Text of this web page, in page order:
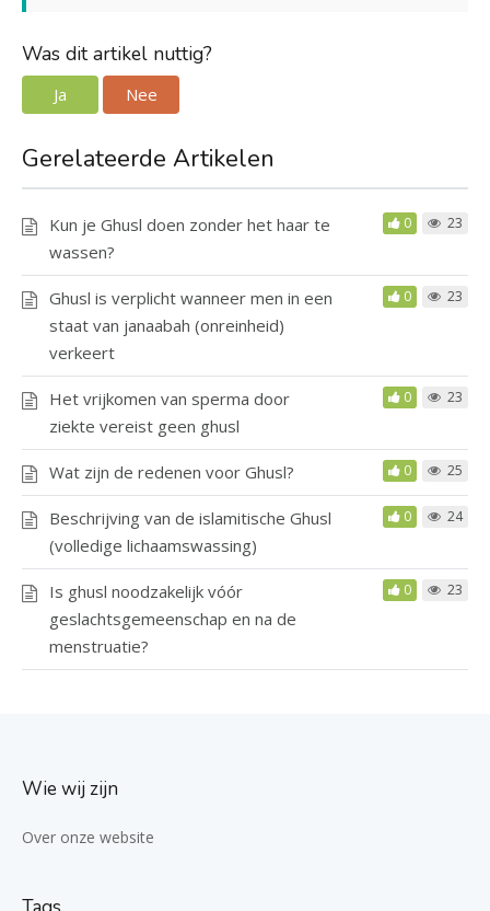
Was dit artikel nuttig?
Ja Nee
Gerelateerde Artikelen
Kun je Ghusl doen zonder het haar te
wassen?
0 23
Ghusl is verplicht wanneer men in een
staat van janaabah (onreinheid)
verkeert
0 23
Het vrijkomen van sperma door
ziekte vereist geen ghusl
0 23
Wat zijn de redenen voor Ghusl? 0 25
Beschrijving van de islamitische Ghusl
(volledige lichaamswassing)
0 24
Is ghusl noodzakelijk vóór
geslachtsgemeenschap en na de
menstruatie?
0 23
Wie wij zijn
Over onze website